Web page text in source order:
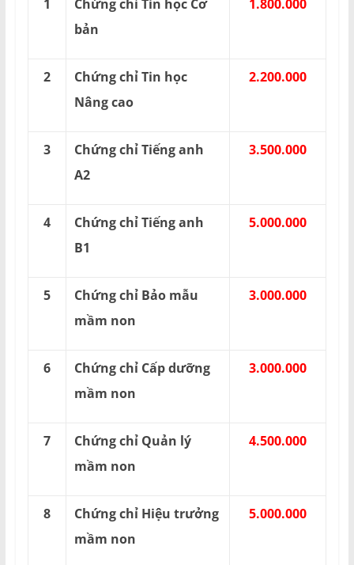
1
Chứng chỉ Tin học Cơ
bản
1.800.000
2
Chứng chỉ Tin học
Nâng cao
2.200.000
3
Chứng chỉ Tiếng anh
A2
3.500.000
4
Chứng chỉ Tiếng anh
B1
5.000.000
5
Chứng chỉ Bảo mẫu
mầm non
3.000.000
6
Chứng chỉ Cấp dưỡng
mầm non
3.000.000
7
Chứng chỉ Quản lý
mầm non
4.500.000
8
Chứng chỉ Hiệu trưởng
mầm non
5.000.000